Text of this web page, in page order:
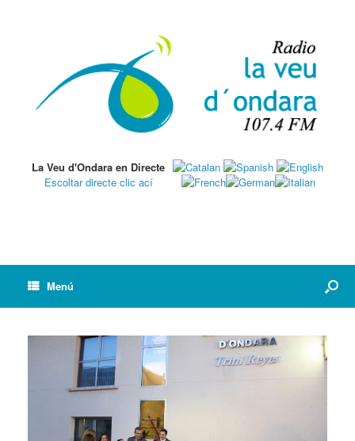
La Veu d'Ondara en Directe
Escoltar directe clic ací
Menú